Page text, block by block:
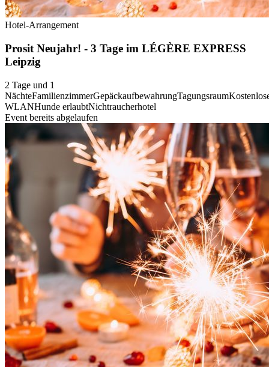
Hotel-Arrangement
Prosit Neujahr! - 3 Tage im LÉGÈRE EXPRESS
Leipzig
2 Tage und 1
NächteFamilienzimmerGepäckaufbewahrungTagungsraum
WLANHunde erlaubtNichtraucherhotel
Event bereits abgelaufen